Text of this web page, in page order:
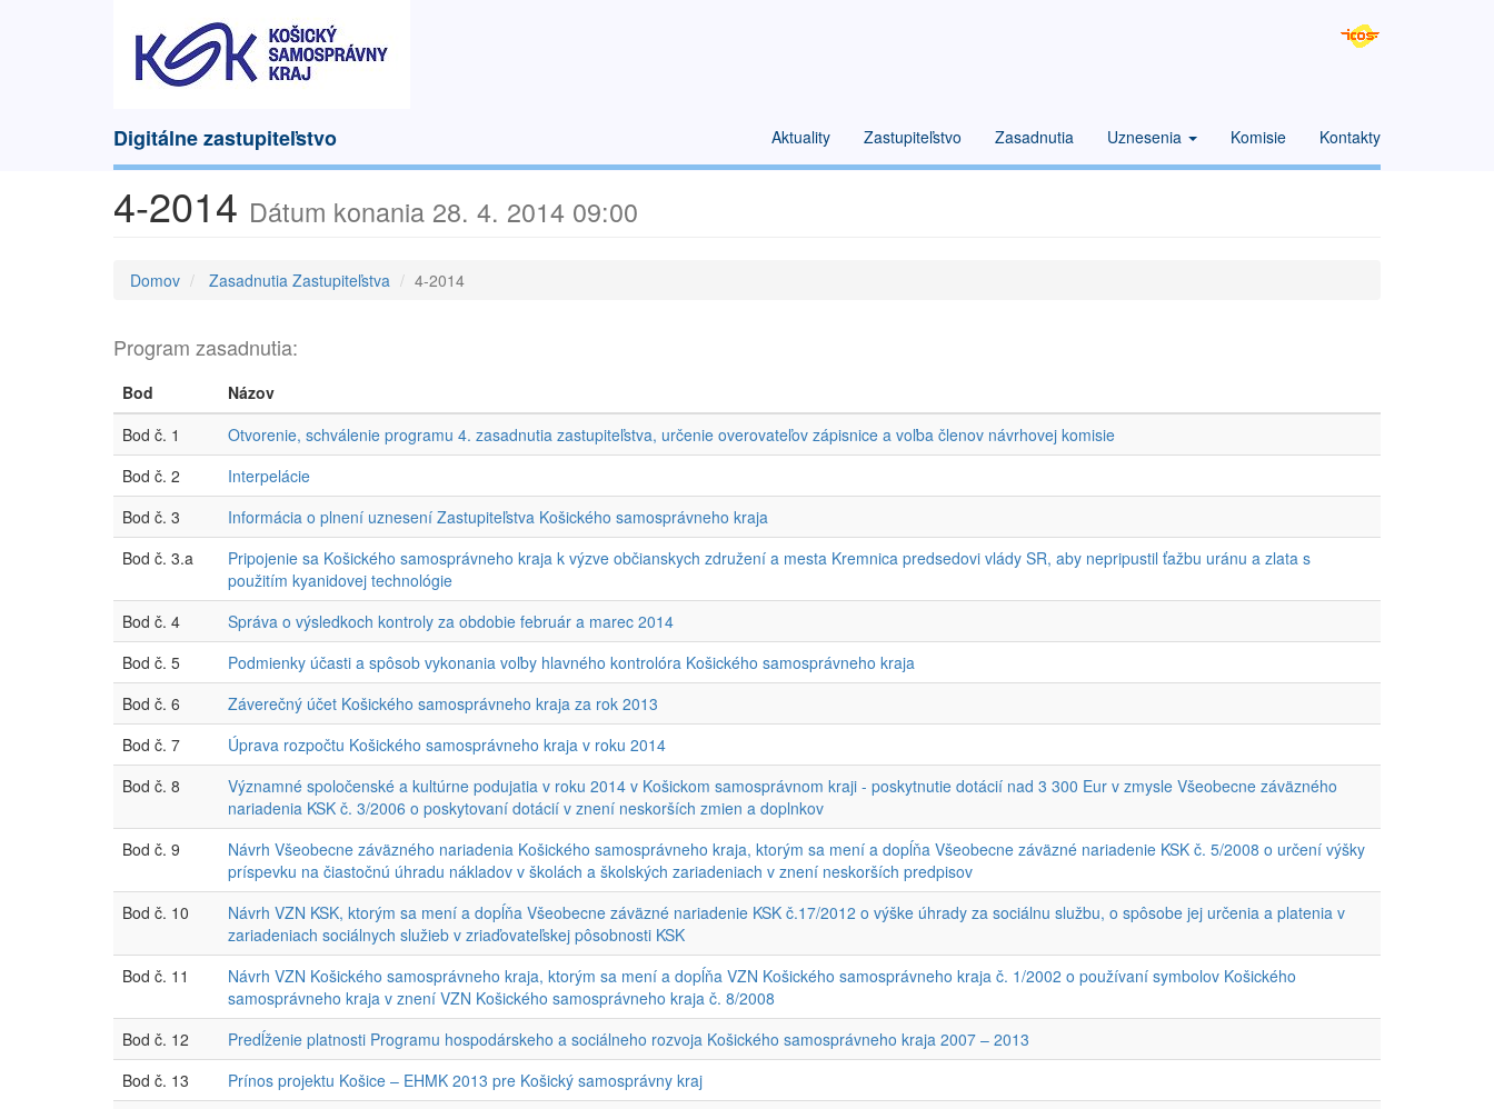
Digitálne zastupiteľstvo Aktuality Zastupiteľstvo Zasadnutia Uznesenia Komisie Kontakty
4-2014 Dátum konania 28. 4. 2014 09:00
Domov Zasadnutia Zastupiteľstva 4-2014
Program zasadnutia:
Bod
Názov
Bod č. 1
Otvorenie, schválenie programu 4. zasadnutia zastupiteľstva, určenie overovateľov zápisnice a voľba členov návrhovej komisie
Bod č. 2
Interpelácie
Bod č. 3
Informácia o plnení uznesení Zastupiteľstva Košického samosprávneho kraja
Bod č. 3.a
Pripojenie sa Košického samosprávneho kraja k výzve občianskych združení a mesta Kremnica predsedovi vlády SR, aby nepripustil ťažbu uránu a zlata s
použitím kyanidovej technológie
Bod č. 4
Správa o výsledkoch kontroly za obdobie február a marec 2014
Bod č. 5
Podmienky účasti a spôsob vykonania voľby hlavného kontrolóra Košického samosprávneho kraja
Bod č. 6
Záverečný účet Košického samosprávneho kraja za rok 2013
Bod č. 7
Úprava rozpočtu Košického samosprávneho kraja v roku 2014
Bod č. 8
Významné spoločenské a kultúrne podujatia v roku 2014 v Košickom samosprávnom kraji - poskytnutie dotácií nad 3 300 Eur v zmysle Všeobecne záväzného
nariadenia KSK č. 3/2006 o poskytovaní dotácií v znení neskorších zmien a doplnkov
Bod č. 9
Návrh Všeobecne záväzného nariadenia Košického samosprávneho kraja, ktorým sa mení a dopĺňa Všeobecne záväzné nariadenie KSK č. 5/2008 o určení výšky
príspevku na čiastočnú úhradu nákladov v školách a školských zariadeniach v znení neskorších predpisov
Bod č. 10
Návrh VZN KSK, ktorým sa mení a dopĺňa Všeobecne záväzné nariadenie KSK č.17/2012 o výške úhrady za sociálnu službu, o spôsobe jej určenia a platenia v
zariadeniach sociálnych služieb v zriaďovateľskej pôsobnosti KSK
Bod č. 11
Návrh VZN Košického samosprávneho kraja, ktorým sa mení a dopĺňa VZN Košického samosprávneho kraja č. 1/2002 o používaní symbolov Košického
samosprávneho kraja v znení VZN Košického samosprávneho kraja č. 8/2008
Bod č. 12
Predĺženie platnosti Programu hospodárskeho a sociálneho rozvoja Košického samosprávneho kraja 2007 – 2013
Bod č. 13
Prínos projektu Košice – EHMK 2013 pre Košický samosprávny kraj